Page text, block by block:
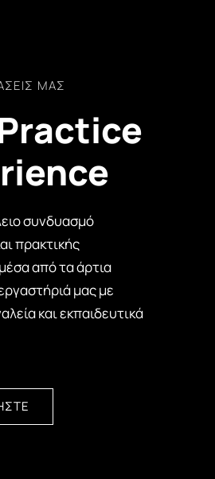
ΜΑΣ
συνδυασμό
πρακτικής
από τα άρτια
μας με
και εκπαιδευτικά